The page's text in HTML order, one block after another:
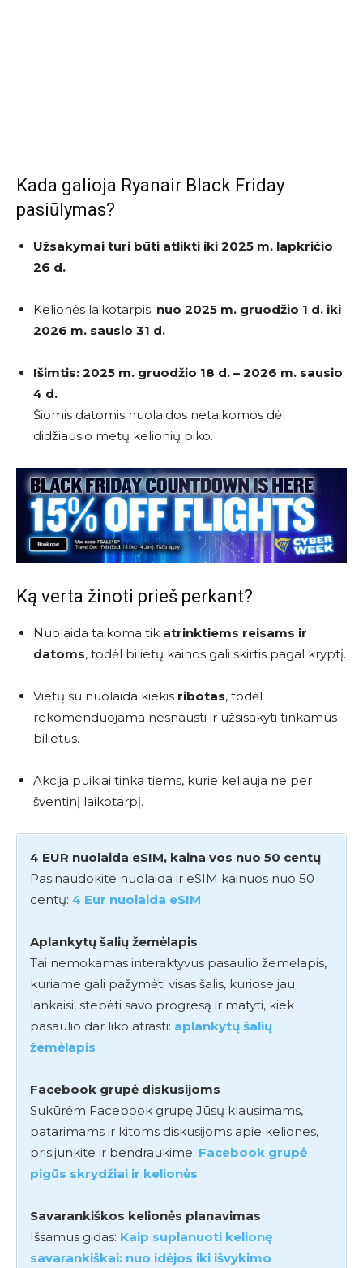
Kada galioja Ryanair Black Friday
pasiūlymas?
Užsakymai turi būti atlikti iki 2025 m. lapkričio
26 d.
Kelionės laikotarpis: nuo 2025 m. gruodžio 1 d. iki
2026 m. sausio 31 d.
Išimtis: 2025 m. gruodžio 18 d. – 2026 m. sausio
4 d.
Šiomis datomis nuolaidos netaikomos dėl
didžiausio metų kelionių piko.
Ką verta žinoti prieš perkant?
Nuolaida taikoma tik atrinktiems reisams ir
datoms, todėl bilietų kainos gali skirtis pagal kryptį.
Vietų su nuolaida kiekis ribotas, todėl
rekomenduojama nesnausti ir užsisakyti tinkamus
bilietus.
Akcija puikiai tinka tiems, kurie keliauja ne per
šventinį laikotarpį.
4 EUR nuolaida eSIM, kaina vos nuo 50 centų
Pasinaudokite nuolaida ir eSIM kainuos nuo 50
centų: 4 Eur nuolaida eSIM
Aplankytų šalių žemėlapis
Tai nemokamas interaktyvus pasaulio žemėlapis,
kuriame gali pažymėti visas šalis, kuriose jau
lankaisi, stebėti savo progresą ir matyti, kiek
pasaulio dar liko atrasti: aplankytų šalių
žemėlapis
Facebook grupė diskusijoms
Sukūrėm Facebook grupę Jūsų klausimams,
patarimams ir kitoms diskusijoms apie keliones,
prisijunkite ir bendraukime: Facebook grupė
pigūs skrydžiai ir kelionės
Savarankiškos kelionės planavimas
Išsamus gidas: Kaip suplanuoti kelionę
savarankiškai: nuo idėjos iki išvykimo